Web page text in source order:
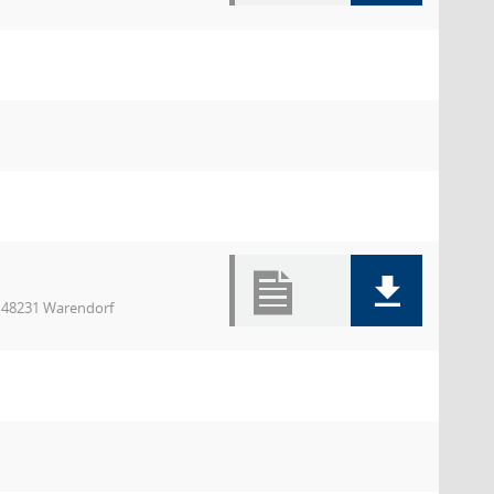
Warendorf